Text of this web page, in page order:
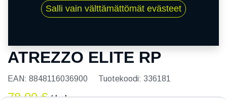
ATREZZO ELITE RP
EAN: 8848116036900 Tuotekoodi: 336181
78,00€
Salli vain välttämättömät evästeet